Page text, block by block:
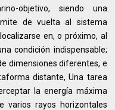
objetivo, siendo una
de vuelta al sistema
en, o próximo, al
condición indispensable;
dimensiones diferentes, e
distante, Una tarea
la energía máxima
varios rayos horizontales